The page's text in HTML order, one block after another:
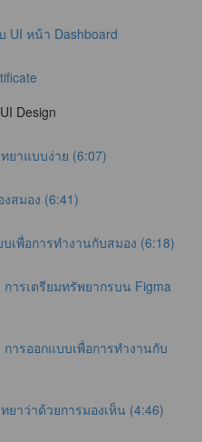
UI หน้า Dashboard
Design
ยาแบบง่าย (6:07)
สมอง (6:41)
เพื่อการทำงานกับสมอง (6:18)
การเตรียมทรัพยากรบน Figma
การออกแบบเพื่อการทำงานกับ
ยาว่าด้วยการมองเห็น (4:46)